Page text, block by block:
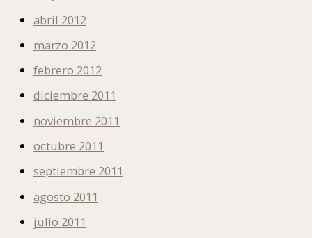
abril 2012
marzo 2012
febrero 2012
diciembre 2011
noviembre 2011
octubre 2011
septiembre 2011
agosto 2011
julio 2011